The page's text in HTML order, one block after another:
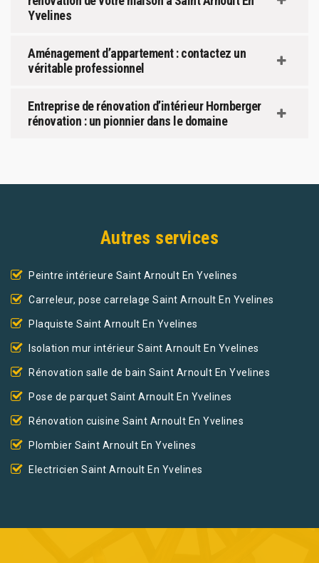
Yvelines
Aménagement d’appartement : contactez un
véritable professionnel
Entreprise de rénovation d’intérieur Hornberger
rénovation : un pionnier dans le domaine
Autres services
Peintre intérieure Saint Arnoult En Yvelines
Carreleur, pose carrelage Saint Arnoult En Yvelines
Plaquiste Saint Arnoult En Yvelines
Isolation mur intérieur Saint Arnoult En Yvelines
Rénovation salle de bain Saint Arnoult En Yvelines
Pose de parquet Saint Arnoult En Yvelines
Rénovation cuisine Saint Arnoult En Yvelines
Plombier Saint Arnoult En Yvelines
Electricien Saint Arnoult En Yvelines